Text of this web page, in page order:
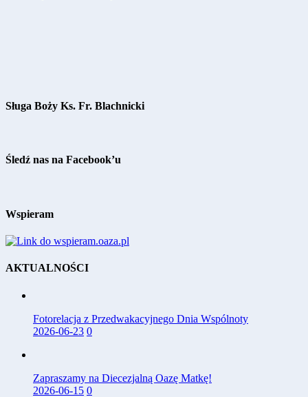
Sługa Boży Ks. Fr. Blachnicki
Śledź nas na Facebook’u
Wspieram
AKTUALNOŚCI
Fotorelacja z Przedwakacyjnego Dnia Wspólnoty
2026-06-23 0
Zapraszamy na Diecezjalną Oazę Matkę!
2026-06-15 0